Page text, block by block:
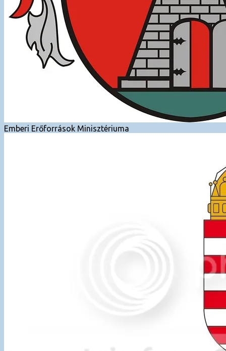
Emberi Erőforrások Minisztériuma